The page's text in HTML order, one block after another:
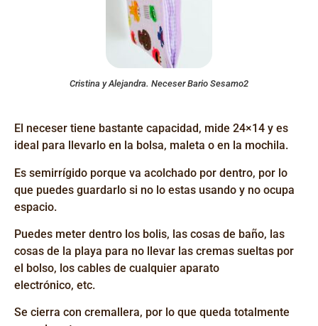
Cristina y Alejandra. Neceser Bario Sesamo2
El neceser tiene bastante capacidad, mide 24×14 y es
ideal para llevarlo en la bolsa, maleta o en la mochila.
Es semirrígido porque va acolchado por dentro, por lo
que puedes guardarlo si no lo estas usando y no ocupa
espacio.
Puedes meter dentro los bolis, las cosas de baño, las
cosas de la playa para no llevar las cremas sueltas por
el bolso, los cables de cualquier aparato
electrónico, etc.
Se cierra con cremallera, por lo que queda totalmente